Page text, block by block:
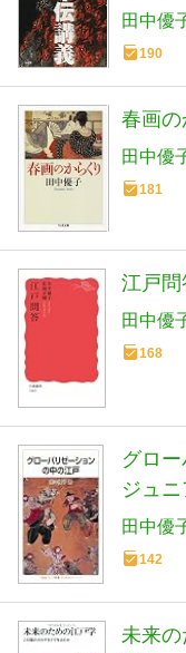
田中優
190
春画
田中優
181
江戸
田中優
168
グロ
ジュ
田中優
142
未来